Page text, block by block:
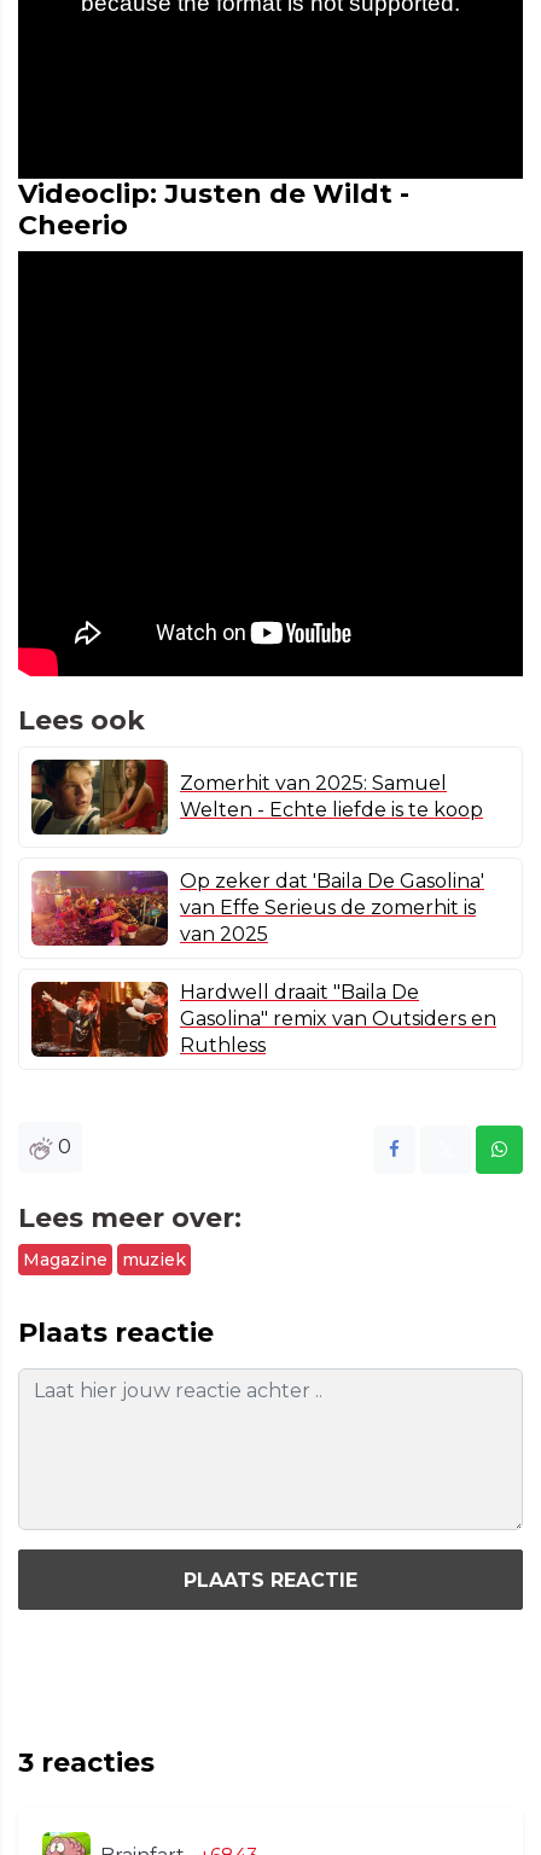
Videoclip: Justen de Wildt -
Cheerio
Lees ook
Zomerhit van 2025: Samuel
Welten - Echte liefde is te koop
Op zeker dat 'Baila De Gasolina'
van Effe Serieus de zomerhit is
van 2025
Hardwell draait "Baila De
Gasolina" remix van Outsiders en
Ruthless
0
Lees meer over:
Magazine muziek
Plaats reactie
PLAATS REACTIE
3 reacties